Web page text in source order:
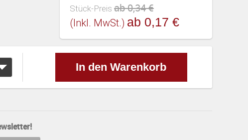
Stück-Preis ab 0,34 €
(inkl. MwSt.) ab 0,17 €
In den Warenkorb